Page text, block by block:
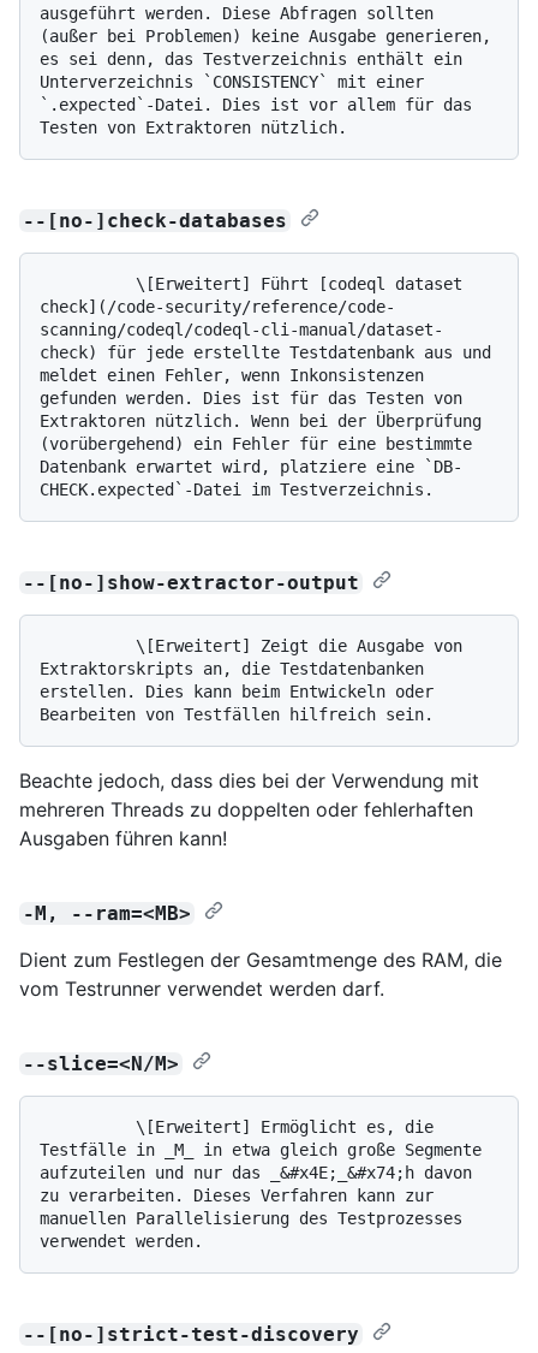
ausgeführt werden. Diese Abfragen sollten
(außer bei Problemen) keine Ausgabe generieren,
es sei denn, das Testverzeichnis enthält ein
Unterverzeichnis `CONSISTENCY` mit einer
`.expected`-Datei. Dies ist vor allem für das
--[no-]check-databases
check](/code-security/reference/code-
scanning/codeql/codeql-cli-manual/dataset-
check) für jede erstellte Testdatenbank aus und
meldet einen Fehler, wenn Inkonsistenzen
gefunden werden. Dies ist für das Testen von
Extraktoren nützlich. Wenn bei der Überprüfung
(vorübergehend) ein Fehler für eine bestimmte
Datenbank erwartet wird, platziere eine `DB-
--[no-]show-extractor-output
Extraktorskripts an, die Testdatenbanken
erstellen. Dies kann beim Entwickeln oder
Beachte jedoch, dass dies bei der Verwendung mit
mehreren Threads zu doppelten oder fehlerhaften
Ausgaben führen kann!
-M, --ram=<MB>
Dient zum Festlegen der Gesamtmenge des RAM, die
vom Testrunner verwendet werden darf.
--slice=<N/M>
Testfälle in _M_ in etwa gleich große Segmente
aufzuteilen und nur das _&#x4E;_&#x74;h davon
zu verarbeiten. Dieses Verfahren kann zur
manuellen Parallelisierung des Testprozesses
--[no-]strict-test-discovery